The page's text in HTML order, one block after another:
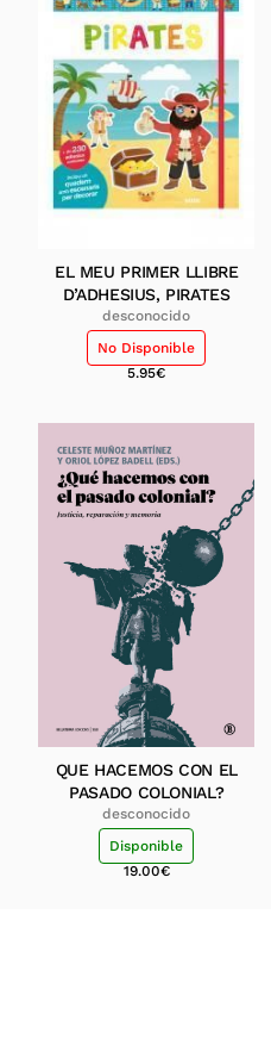
EL MEU PRIMER LLIBRE
D’ADHESIUS, PIRATES
desconocido
No Disponible
5.95€
QUE HACEMOS CON EL
PASADO COLONIAL?
desconocido
Disponible
19.00€